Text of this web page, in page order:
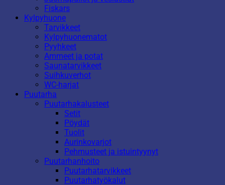
Fiskars
Kylpyhuone
Tarvikkeet
Kylpyhuonematot
Pyyhkeet
Ammeet ja potat
Saunatarvikkeet
Suihkuverhot
WC-harjat
Puutarha
Puutarhakalusteet
Setit
Pöydät
Tuolit
Aurinkovarjot
Pehmusteet ja istuintyynyt
Puutarhanhoito
Puutarhatarvikkeet
Puutarhatyökalut